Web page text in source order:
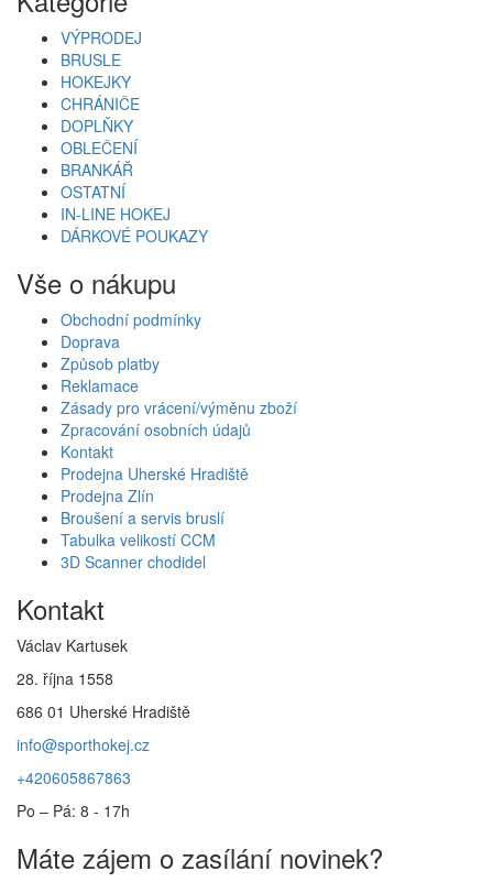
VÝPRODEJ
BRUSLE
HOKEJKY
CHRÁNIČE
DOPLŇKY
OBLEČENÍ
BRANKÁŘ
OSTATNÍ
IN-LINE HOKEJ
DÁRKOVÉ POUKAZY
Vše o nákupu
Obchodní podmínky
Doprava
Způsob platby
Reklamace
Zásady pro vrácení/výměnu zboží
Zpracování osobních údajů
Kontakt
Prodejna Uherské Hradiště
Prodejna Zlín
Broušení a servis bruslí
Tabulka velikostí CCM
3D Scanner chodidel
Kontakt
Václav Kartusek
28. října 1558
686 01 Uherské Hradiště
info@sporthokej.cz
+420605867863
Po – Pá: 8 - 17h
Máte zájem o zasílání novinek?